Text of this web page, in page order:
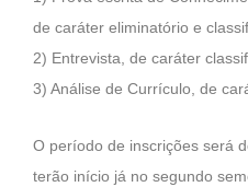
de caráter eliminatório e
2) Entrevista, de caráter
3) Análise de Currículo, de
O período de inscrições será
terão início já no segundo